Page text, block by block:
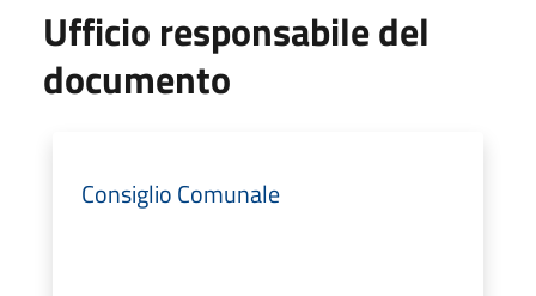
Ufficio responsabile del
documento
Consiglio Comunale